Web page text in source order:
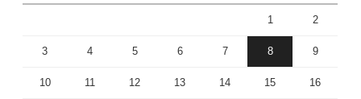
1 2
3 4 5 6 7 8 9
10 11 12 13 14 15 16